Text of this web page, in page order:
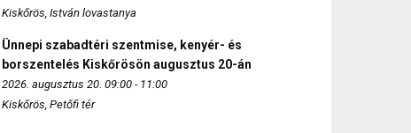
Kiskőrös, István lovastanya
Ünnepi szabadtéri szentmise, kenyér- és
borszentelés Kiskőrösön augusztus 20-án
2026. augusztus 20. 09:00 - 11:00
Kiskőrös, Petőfi tér